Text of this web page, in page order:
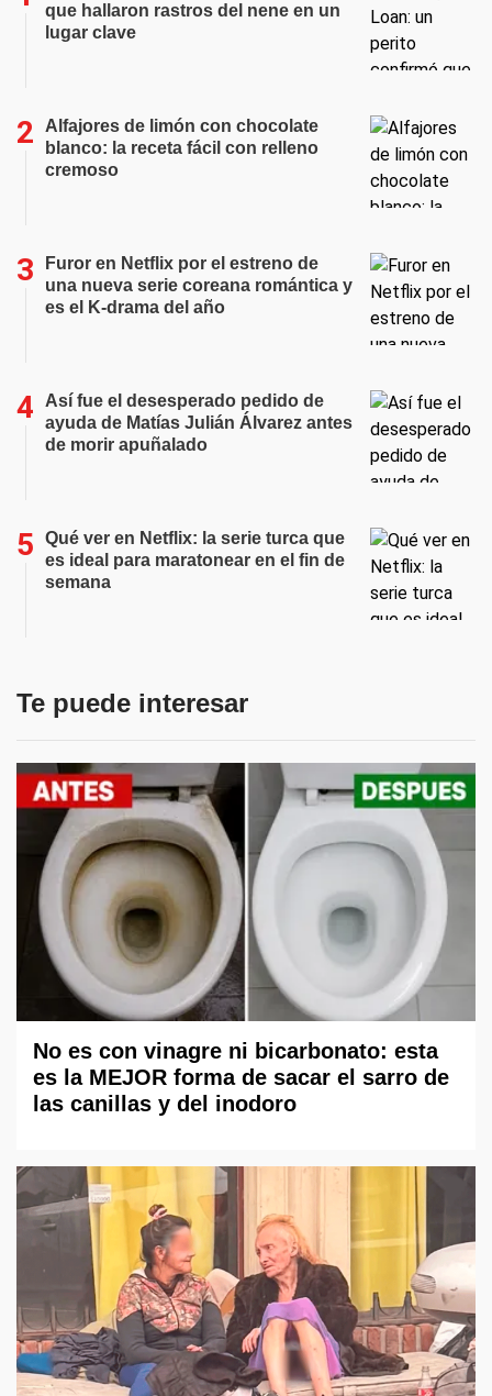
que hallaron rastros del nene en un
lugar clave
Alfajores de limón con chocolate
blanco: la receta fácil con relleno
cremoso
Furor en Netflix por el estreno de
una nueva serie coreana romántica y
es el K-drama del año
Así fue el desesperado pedido de
ayuda de Matías Julián Álvarez antes
de morir apuñalado
Qué ver en Netflix: la serie turca que
es ideal para maratonear en el fin de
semana
Te puede interesar
No es con vinagre ni bicarbonato: esta
es la MEJOR forma de sacar el sarro de
las canillas y del inodoro